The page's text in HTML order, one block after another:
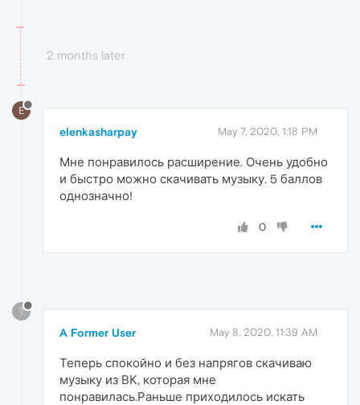
2 months later
E
elenkasharpay May 7, 2020, 1:18 PM
Мне понравилось расширение. Очень удобно
и быстро можно скачивать музыку. 5 баллов
однозначно!
0
?
A Former User May 8, 2020, 11:39 AM
Теперь спокойно и без напрягов скачиваю
музыку из ВК, которая мне
понравилась.Раньше приходилось искать